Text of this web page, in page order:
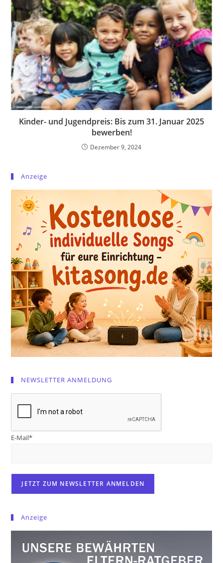
Kinder- und Jugendpreis: Bis zum 31. Januar 2025
bewerben!
Dezember 9, 2024
Anzeige
NEWSLETTER ANMELDUNG
E-Mail*
Anzeige